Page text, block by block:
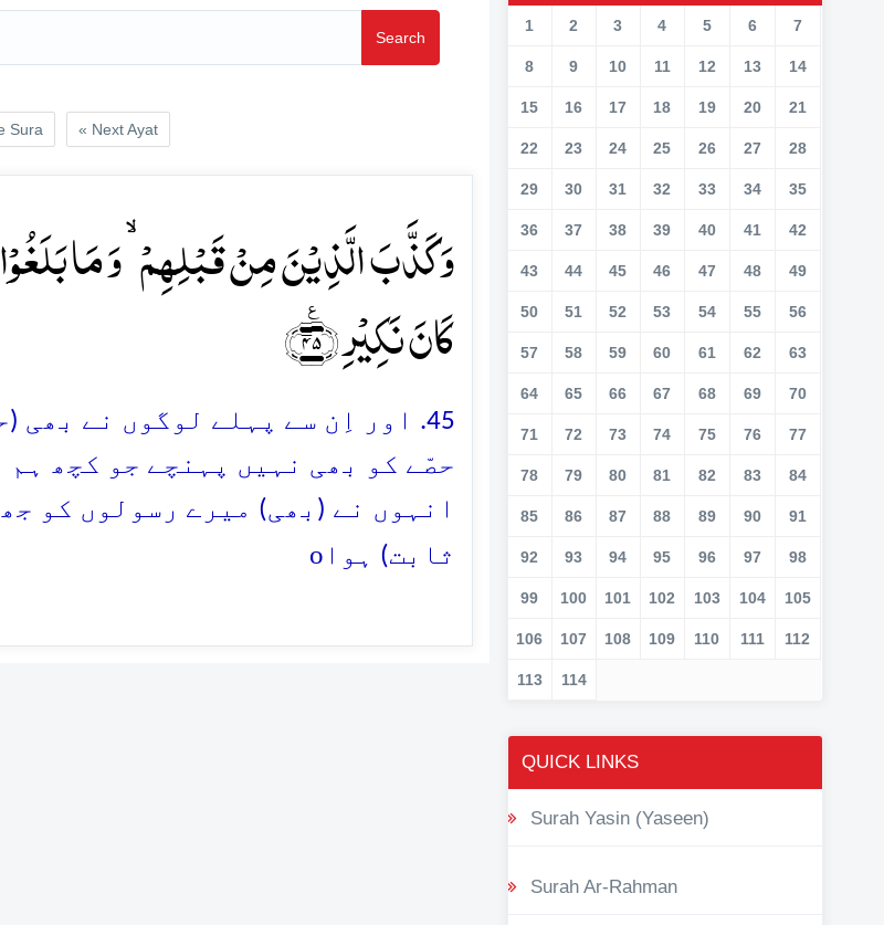
Search
Sura « Next Ayat
وَ کَذَّبَ الَّذِیۡنَ مِنۡ قَبۡلِہِمۡ ۙ وَ مَا
کَانَ نَکِیۡرِ ﴿٪۴۵﴾
45. اور اِن سے پہلے لوگوں نے بھی
حصّے کو بھی نہیں پہنچے جو کچھ ہم
انہوں نے (بھی) میرے رسولوں کو
ثابت) ہوا o
1 2 3 4 5 6 7
8 9 10 11 12 13 14
15 16 17 18 19 20 21
22 23 24 25 26 27 28
29 30 31 32 33 34 35
36 37 38 39 40 41 42
43 44 45 46 47 48 49
50 51 52 53 54 55 56
57 58 59 60 61 62 63
64 65 66 67 68 69 70
71 72 73 74 75 76 77
78 79 80 81 82 83 84
85 86 87 88 89 90 91
92 93 94 95 96 97 98
99 100 101 102 103 104 105
106 107 108 109 110 111 112
113 114
QUICK LINKS
Surah Yasin (Yaseen)
Surah Ar-Rahman